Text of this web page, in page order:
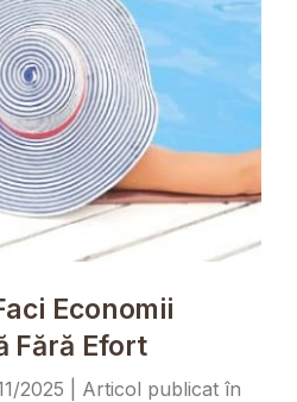
Economii
Fără Efort
2025